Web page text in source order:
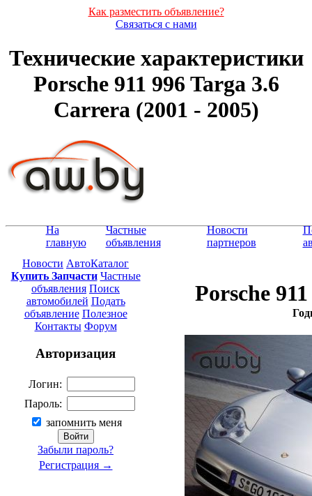
Как разместить объявление?
Связаться с нами
Технические характеристики
Porsche 911 996 Targa 3.6
Carrera (2001 - 2005)
На
главную
Частные
объявления
Новости
партнеров
Новости АвтоКаталог
Купить Запчасти Частные
объявления Поиск
автомобилей Подать
объявление Полезное
Контакты Форум
Авторизация
Логин:
Пароль:
запомнить меня
Забыли пароль?
Регистрация →
Porsche